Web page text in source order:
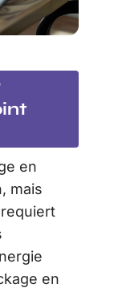
en
mais
en